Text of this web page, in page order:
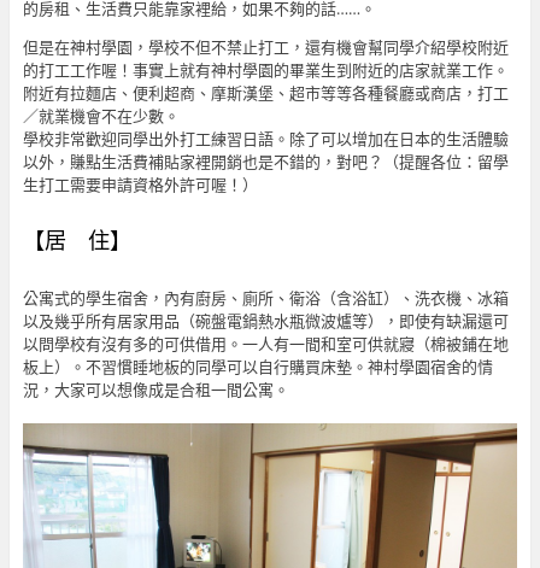
的房租、生活費只能靠家裡給，如果不夠的話……。
但是在神村學園，學校不但不禁止打工，還有機會幫同學介紹學校附近
的打工工作喔！事實上就有神村學園的畢業生到附近的店家就業工作。
附近有拉麵店、便利超商、摩斯漢堡、超市等等各種餐廳或商店，打工
／就業機會不在少數。
學校非常歡迎同學出外打工練習日語。除了可以增加在日本的生活體驗
以外，賺點生活費補貼家裡開銷也是不錯的，對吧？（提醒各位：留學
生打工需要申請資格外許可喔！）
【居 住】
公寓式的學生宿舍，內有廚房、廁所、衛浴（含浴缸）、洗衣機、冰箱
以及幾乎所有居家用品（碗盤電鍋熱水瓶微波爐等），即使有缺漏還可
以問學校有沒有多的可供借用。一人有一間和室可供就寢（棉被鋪在地
板上）。不習慣睡地板的同學可以自行購買床墊。神村學園宿舍的情
況，大家可以想像成是合租一間公寓。